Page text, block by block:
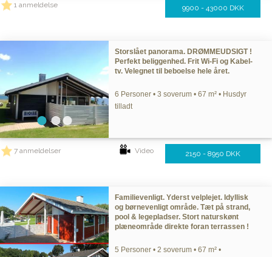
1 anmeldelse 9900 - 43000 DKK
Storslået panorama. DRØMMEUDSIGT !
Perfekt beliggenhed. Frit Wi-Fi og Kabel-
tv. Velegnet til beboelse hele året.
6 Personer • 3 soverum • 67 m² • Husdyr
tilladt
7 anmeldelser Video 2150 - 8950 DKK
Familievenligt. Yderst velplejet. Idyllisk
og børnevenligt område. Tæt på strand,
pool & legepladser. Stort naturskønt
plæneområde direkte foran terrassen !
5 Personer • 2 soverum • 67 m² •